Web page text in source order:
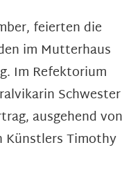
feierten die
im Mutterhaus
Im Refektorium
Schwester
ausgehend von
Künstlers Timothy